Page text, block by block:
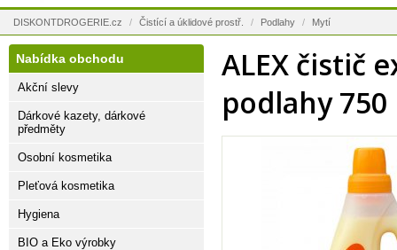
DISKONTDROGERIE.cz / Čistící a úklidové prostř. / Podlahy / Mytí
ALEX čistič
podlahy
Nabídka obchodu
Akční slevy
Dárkové kazety, dárkové
předměty
Osobní kosmetika
Pleťová kosmetika
Hygiena
BIO a Eko výrobky